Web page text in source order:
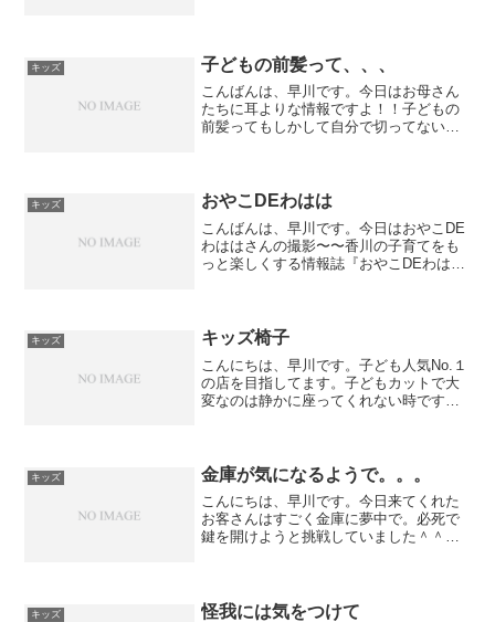
いた例のやつ発行されました。...
キッズ 子どもの前髪って、、、
こんばんは、早川です。今日はお母さん
たちに耳よりな情報ですよ！！子どもの
前髪ってもしかして自分で切ってないで
ん。Kちゃん １歳。子ど...
キッズ おやこDEわはは
こんばんは、早川です。今日はおやこDE
わははさんの撮影〜〜香川の子育てをも
っと楽しくする情報誌『おやこDEわは
りの笑顔でした＾...
キッズ キッズ椅子
こんにちは、早川です。子ども人気No.１
の店を目指してます。子どもカットで大
変なのは静かに座ってくれない時ですね
かいい感じ＾＾お子様カ...
キッズ 金庫が気になるようで。。。
こんにちは、早川です。今日来てくれた
お客さんはすごく金庫に夢中で。必死で
鍵を開けようと挑戦していました＾＾そ
＾＾美容室 THE BA...
キッズ 怪我には気をつけて